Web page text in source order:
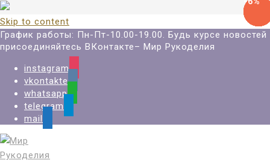
Skip to content
График работы: Пн-Пт-10.00-19.00. Будь курсе новостей
присоединяйтесь ВКонтакте– Мир Рукоделия
instagram
vkontakte
whatsapp
telegram
mail